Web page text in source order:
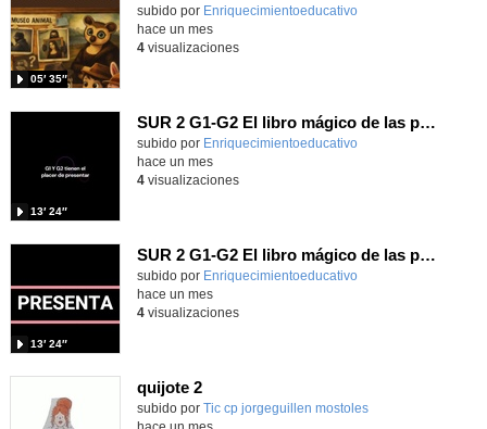
Contenido educativo.
subido por Enriquecimientoeducativo
05′ 35″
-
hace un mes
4visualizaciones
SUR 2 G1-G2 El libro mágico de las preguntas imposibles.
Contenido educativo.
subido por Enriquecimientoeducativo
13′ 24″
-
hace un mes
4visualizaciones
SUR 2 G1-G2 El libro mágico de las preguntas imposibles.
Contenido educativo.
subido por Enriquecimientoeducativo
13′ 24″
-
hace un mes
4visualizaciones
quijote 2
subido por Tic cp jorgeguillen mostoles-